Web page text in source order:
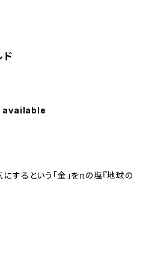
ド
にするという「金」をπの塩『地球の